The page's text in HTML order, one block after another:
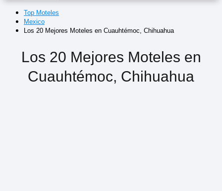
Top Moteles
Mexico
Los 20 Mejores Moteles en Cuauhtémoc, Chihuahua
Los 20 Mejores Moteles en
Cuauhtémoc, Chihuahua